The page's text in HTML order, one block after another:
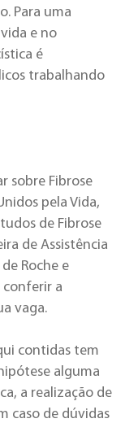
Para uma
e no
é
trabalhando
sobre Fibrose
pela Vida,
de Fibrose
de Assistência
Roche e
conferir a
vaga.
contidas tem
alguma
a realização de
caso de dúvidas